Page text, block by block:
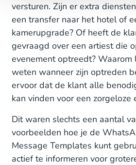
versturen. Zijn er extra
een transfer naar het hotel of
kamerupgrade? Of heeft de
gevraagd over een artiest die
evenement optreedt? Waarom
weten wanneer zijn optreden
ervoor dat de klant alle
kan vinden voor een zorgeloze
Dit waren slechts een aantal
voorbeelden hoe je de
Message Templates kunt
actief te informeren voor